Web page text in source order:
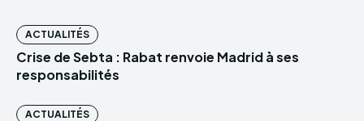
ACTUALITÉS
Crise de Sebta : Rabat renvoie Madrid à ses
responsabilités
ACTUALITÉS